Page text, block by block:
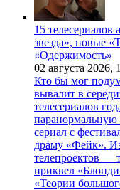
15
звезда», новые
«Одержимость»
02 августа 2026,
Кто бы мог
вывалит в
телесериалов
сериал с
драму «Фейк».
телепроектов —
приквел
«Теории